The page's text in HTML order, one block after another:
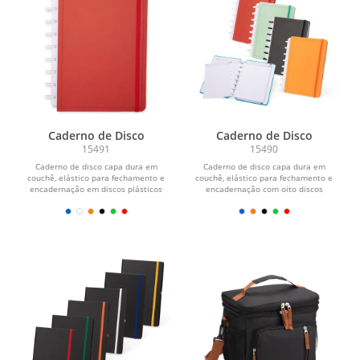
Caderno de Disco
15491
Caderno de disco capa dura em
couchê, elástico para fechamento e
encadernação em discos plásticos
Caderno de Disco
15490
Caderno de disco capa dura em
couchê, elástico para fechamento e
encadernação com oito discos